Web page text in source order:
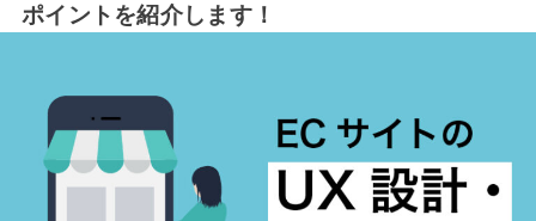
ポイントを紹介します！